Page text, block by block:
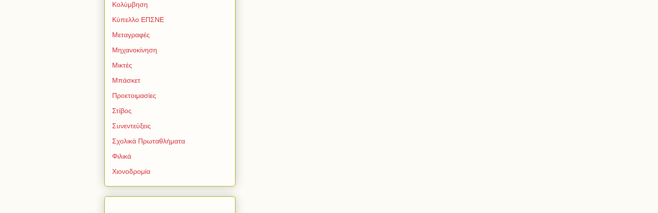
Κολύμβηση
Κύπελλο ΕΠΣΝΕ
Μεταγραφές
Μηχανοκίνηση
Μικτές
Μπάσκετ
Προετοιμασίες
Στίβος
Συνεντεύξεις
Σχολικά Πρωταθλήματα
Φιλικά
Χιονοδρομία